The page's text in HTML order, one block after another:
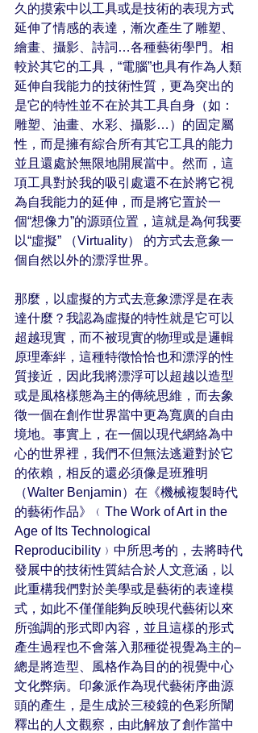
久的摸索中以工具或是技術的表現方式
延伸了情感的表達，漸次產生了雕塑、
繪畫、攝影、詩詞…各種藝術學門。相
較於其它的工具，“電腦”也具有作為人類
延伸自我能力的技術性質，更為突出的
是它的特性並不在於其工具自身（如：
雕塑、油畫、水彩、攝影…）的固定屬
性，而是擁有綜合所有其它工具的能力
並且還處於無限地開展當中。然而，這
項工具對於我的吸引處還不在於將它視
為自我能力的延伸，而是將它置於一
個“想像力”的源頭位置，這就是為何我要
以“虛擬” （Virtuality） 的方式去意象一
個自然以外的漂浮世界。
那麼，以虛擬的方式去意象漂浮是在表
達什麼？我認為虛擬的特性就是它可以
超越現實，而不被現實的物理或是邏輯
原理牽絆，這種特徵恰恰也和漂浮的性
質接近，因此我將漂浮可以超越以造型
或是風格樣態為主的傳統思維，而去象
徵一個在創作世界當中更為寬廣的自由
境地。事實上，在一個以現代網絡為中
心的世界裡，我們不但無法逃避對於它
的依賴，相反的還必須像是班雅明
（Walter Benjamin）在《機械複製時代
的藝術作品》﹙The Work of Art in the
Age of Its Technological
Reproducibility﹚中所思考的，去將時代
發展中的技術性質結合於人文意涵，以
此重構我們對於美學或是藝術的表達模
式，如此不僅僅能夠反映現代藝術以來
所強調的形式即內容，並且這樣的形式
產生過程也不會落入那種從視覺為主的–
總是將造型、風格作為目的的視覺中心
文化弊病。印象派作為現代藝術序曲源
頭的產生，是生成於三稜鏡的色彩所闡
釋出的人文觀察，由此解放了創作當中